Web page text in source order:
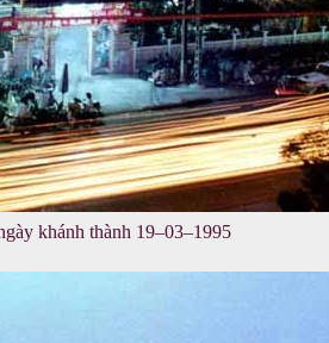
khánh thành 19–03–1995